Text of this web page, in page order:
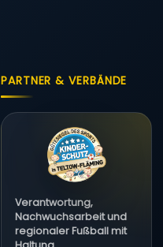
PARTNER & VERBÄNDE
Verantwortung,
Nachwuchsarbeit und
regionaler Fußball mit